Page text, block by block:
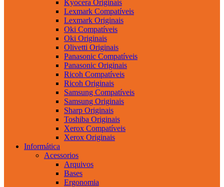
Kyocera Originais
Lexmark Compatíveis
Lexmark Originais
Oki Compatíveis
Oki Originais
Olivetti Originais
Panasonic Compatíveis
Panasonic Originais
Ricoh Compatíveis
Ricoh Originais
Samsung Compatíveis
Samsung Originais
Sharp Originais
Toshiba Originais
Xerox Compatíveis
Xerox Originais
Informática
Acessorios
Arquivos
Bases
Ergonomia